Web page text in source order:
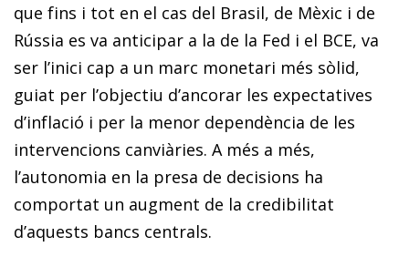
que fins i tot en el cas del Brasil, de Mèxic i de
Rússia es va anticipar a la de la Fed i el BCE, va
ser l’inici cap a un marc monetari més sòlid,
guiat per l’objectiu d’ancorar les expectatives
d’inflació i per la menor dependència de les
intervencions canviàries. A més a més,
l’autonomia en la presa de decisions ha
comportat un augment de la credibilitat
d’aquests bancs centrals.